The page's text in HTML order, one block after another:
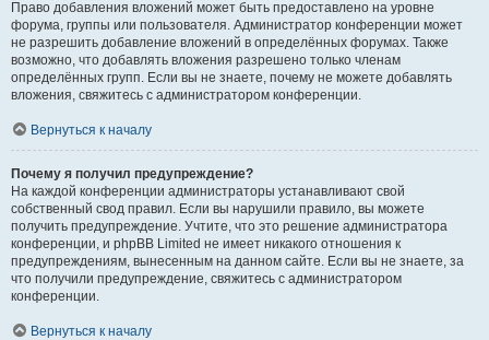
Право добавления вложений может быть предоставлено на уровне
форума, группы или пользователя. Администратор конференции может
не разрешить добавление вложений в определённых форумах. Также
возможно, что добавлять вложения разрешено только членам
определённых групп. Если вы не знаете, почему не можете добавлять
вложения, свяжитесь с администратором конференции.
Вернуться к началу
Почему я получил предупреждение?
На каждой конференции администраторы устанавливают свой
собственный свод правил. Если вы нарушили правило, вы можете
получить предупреждение. Учтите, что это решение администратора
конференции, и phpBB Limited не имеет никакого отношения к
предупреждениям, вынесенным на данном сайте. Если вы не знаете, за
что получили предупреждение, свяжитесь с администратором
конференции.
Вернуться к началу